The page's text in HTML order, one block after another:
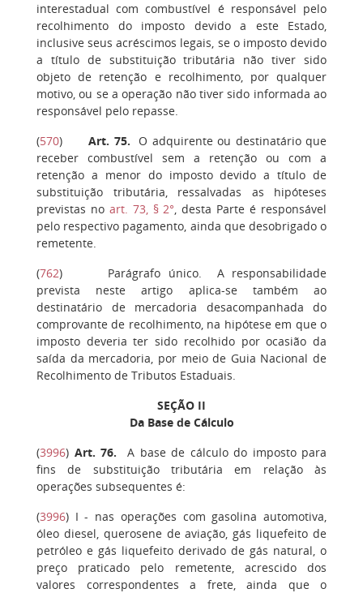
interestadual com combustível é responsável pelo
recolhimento do imposto devido a este Estado,
inclusive seus acréscimos legais, se o imposto devido
a título de substituição tributária não tiver sido
objeto de retenção e recolhimento, por qualquer
motivo, ou se a operação não tiver sido informada ao
responsável pelo repasse.
(570)Art. 75.
O adquirente ou destinatário que
receber combustível sem a retenção ou com a
retenção a menor do imposto devido a título de
substituição tributária, ressalvadas as hipóteses
previstas no art. 73, § 2°, desta Parte é responsável
pelo respectivo pagamento, ainda que desobrigado o
remetente.
(762) Parágrafo único. A responsabilidade
prevista neste artigo aplica-se também ao
destinatário de mercadoria desacompanhada do
comprovante de recolhimento, na hipótese em que o
imposto deveria ter sido recolhido por ocasião da
saída da mercadoria, por meio de Guia Nacional de
Recolhimento de Tributos Estaduais.
SEÇÃO II
Da Base de Cálculo
(3996) Art. 76. A base de cálculo do imposto para
fins de substituição tributária em relação às
operações subsequentes é:
(3996) I- nas operações com gasolina automotiva,
óleo diesel, querosene de aviação, gás liquefeito de
petróleo e gás liquefeito derivado de gás natural, o
preço praticado pelo remetente, acrescido dos
valores correspondentes a frete, ainda que o